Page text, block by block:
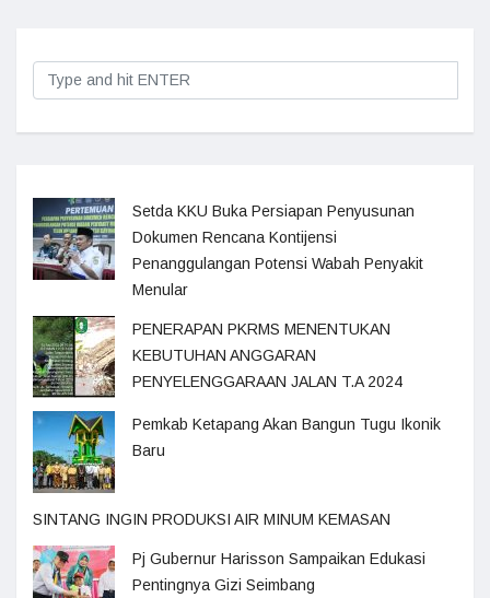
Setda KKU Buka Persiapan Penyusunan
Dokumen Rencana Kontijensi
Penanggulangan Potensi Wabah Penyakit
Menular
PENERAPAN PKRMS MENENTUKAN
KEBUTUHAN ANGGARAN
PENYELENGGARAAN JALAN T.A 2024
Pemkab Ketapang Akan Bangun Tugu Ikonik
Baru
SINTANG INGIN PRODUKSI AIR MINUM KEMASAN
Pj Gubernur Harisson Sampaikan Edukasi
Pentingnya Gizi Seimbang